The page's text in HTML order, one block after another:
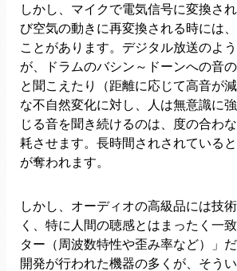
しかし、マイクで電気信号に変換さ
び空気の動きに再変換される時には
ことがあります。デジタル放送のよ
が、ドラムのバシン～ドーンへの音
と聞こえたり（距離に応じて高音が
な不自然変化に対し、人は無意識に
じる音を聞き続けるのは、度の合わ
耗させます。長時間されされている
が奪われます。
しかし、オーディオの高級品には技
く、特に人間の聴感とはまったく一
ター（周波数特性や歪み率など）」
開発が行われた機器の多くが、そう